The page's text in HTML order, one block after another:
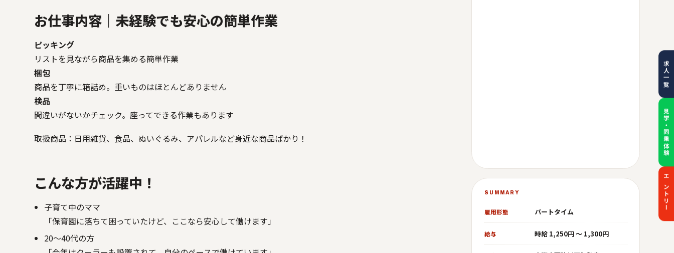
お仕事内容｜未経験でも安心の簡単作業
ピッキング
リストを見ながら商品を集める簡単作業
梱包
商品を丁寧に箱詰め。重いものはほとんどありません
検品
間違いがないかチェック。座ってできる作業もあります
取扱商品：日用雑貨、食品、ぬいぐるみ、アパレルなど身近な商品ばかり！
こんな方が活躍中！
子育て中のママ
「保育園に落ちて困っていたけど、ここなら安心して働けます」
20～40代の方
SUMMARY
雇用形態 パートタイム
給与 時給 1,250円 ～ 1,300円
求人一覧
見学・同乗体験
エントリー